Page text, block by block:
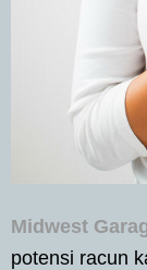
Midwest
potensi racun